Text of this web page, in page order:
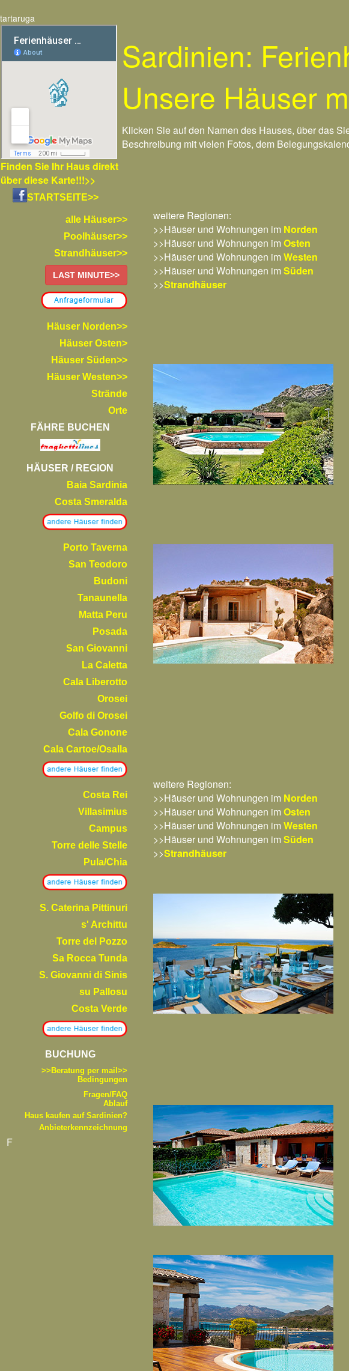
tartaruga
Finden Sie Ihr Haus direkt
über diese Karte!!!>>
Sardinien:
Unsere Häuser
Klicken Sie auf den Namen des Hauses, über das
Beschreibung mit vielen Fotos, dem
STARTSEITE>>
alle Häuser>>
Poolhäuser>>
Strandhäuser>>
LAST MINUTE>>
Häuser Norden>>
Häuser Osten>
Häuser Süden>>
Häuser Westen>>
Strände
Orte
FÄHRE BUCHEN
HÄUSER / REGION
Baia Sardinia
Costa Smeralda
Porto Taverna
San Teodoro
Budoni
Tanaunella
Matta Peru
Posada
San Giovanni
La Caletta
Cala Liberotto
Orosei
Golfo di Orosei
Cala Gonone
Cala Cartoe/Osalla
Costa Rei
Villasimius
Campus
Torre delle Stelle
Pula/Chia
S. Caterina Pittinuri
s' Archittu
Torre del Pozzo
Sa Rocca Tunda
S. Giovanni di Sinis
su Pallosu
Costa Verde
BUCHUNG
>>Beratung per mail>>
Bedingungen
Fragen/FAQ
Ablauf
Haus kaufen auf Sardinien?
Anbieterkennzeichnung
F
weitere Regionen:
>>Häuser und Wohnungen im Norden
>>Häuser und Wohnungen im Osten
>>Häuser und Wohnungen im Westen
>>Häuser und Wohnungen im Süden
>>Strandhäuser
weitere Regionen:
>>Häuser und Wohnungen im Norden
>>Häuser und Wohnungen im Osten
>>Häuser und Wohnungen im Westen
>>Häuser und Wohnungen im Süden
>>Strandhäuser